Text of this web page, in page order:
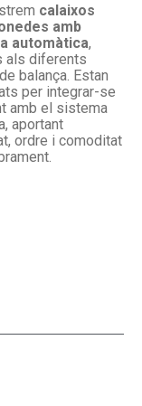
calaixos
amb
automàtica,
als diferents
balança. Estan
per integrar-se
amb el sistema
aportant
ordre i comoditat